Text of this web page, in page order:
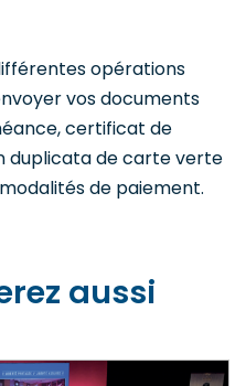
opérations
vos documents
certificat de
duplicata de carte verte
de paiement.
aussi